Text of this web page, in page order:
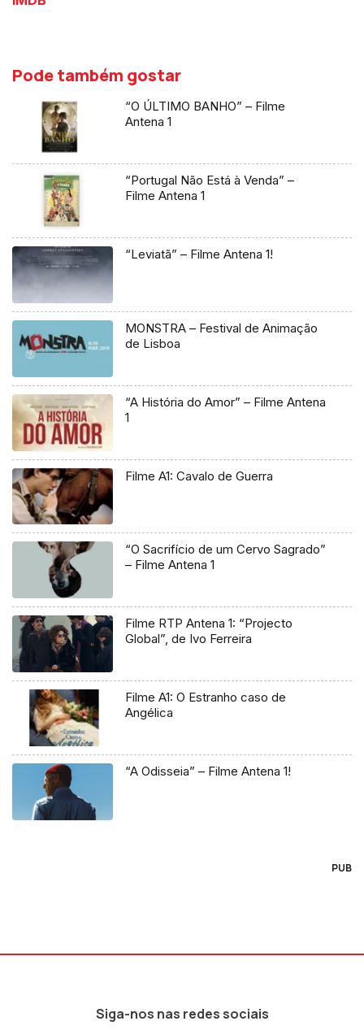
Pode também gostar
“O ÚLTIMO BANHO” – Filme
Antena 1
“Portugal Não Está à Venda” –
Filme Antena 1
“Leviatã” – Filme Antena 1!
MONSTRA – Festival de Animação
de Lisboa
“A História do Amor” – Filme Antena
1
Filme A1: Cavalo de Guerra
“O Sacrifício de um Cervo Sagrado”
– Filme Antena 1
Filme RTP Antena 1: “Projecto
Global”, de Ivo Ferreira
Filme A1: O Estranho caso de
Angélica
“A Odisseia” – Filme Antena 1!
PUB
Siga-nos nas redes sociais